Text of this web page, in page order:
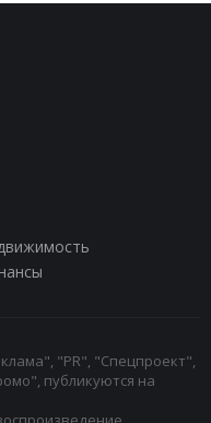
"PR", "Спецпроект",
публикуются на